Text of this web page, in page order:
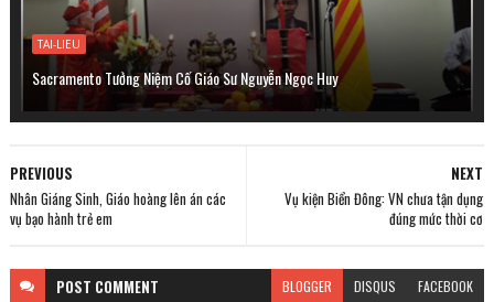
TAI-LIEU
Sacramento Tưởng Niệm Cố Giáo Sư Nguyễn Ngọc Huy
NEXT
Vụ kiện Biển Đông: VN chưa tận dụng
đúng mức thời cơ
PREVIOUS
Nhân Giáng Sinh, Giáo hoàng lên án các
vụ bạo hành trẻ em
POST COMMENT BLOGGER DISQUS FACEBOOK